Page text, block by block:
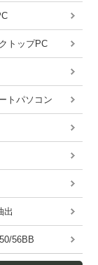
トップPC
トパソコン
出
56BB